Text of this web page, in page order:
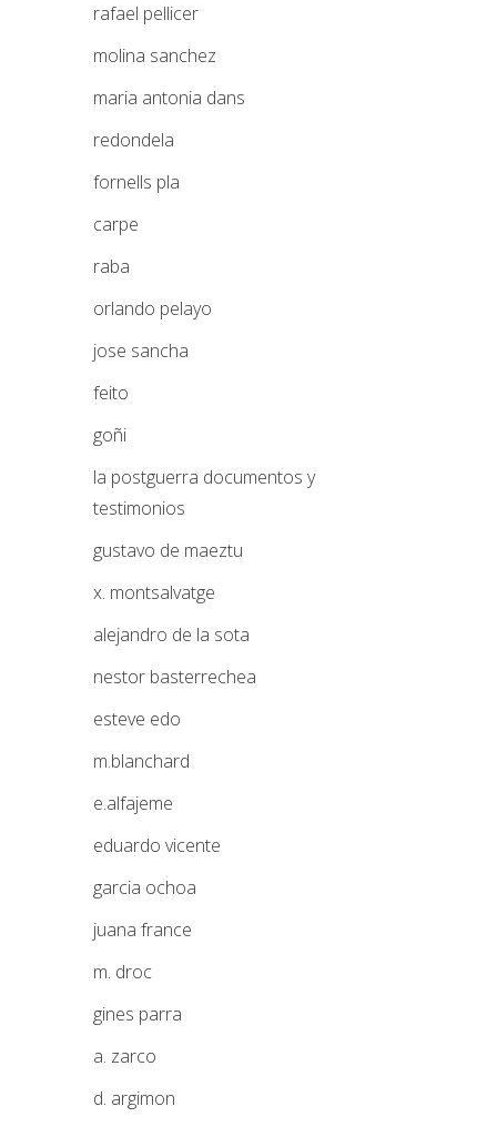
rafael pellicer
molina sanchez
maria antonia dans
redondela
fornells pla
carpe
raba
orlando pelayo
jose sancha
feito
goñi
la postguerra documentos y
testimonios
gustavo de maeztu
x. montsalvatge
alejandro de la sota
nestor basterrechea
esteve edo
m.blanchard
e.alfajeme
eduardo vicente
garcia ochoa
juana france
m. droc
gines parra
a. zarco
d. argimon